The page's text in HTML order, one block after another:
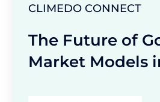
CLIMEDO CONNECT
The Future of
Market Models